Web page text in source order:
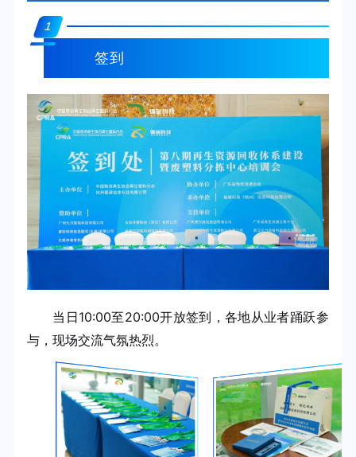
1
签到
当日10:00至20:00开放签到，各地从业者踊跃参
与，现场交流气氛热烈。